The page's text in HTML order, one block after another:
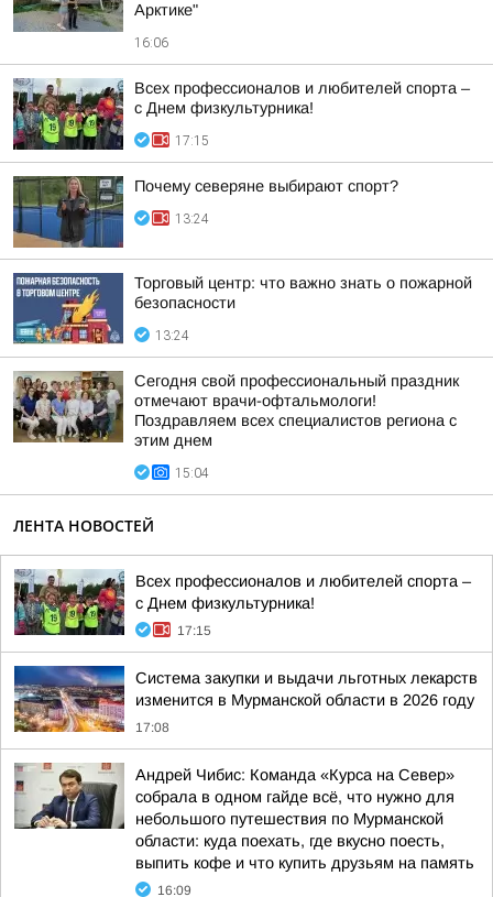
Арктике"
16:06
Всех профессионалов и любителей спорта –
с Днем физкультурника!
17:15
Почему северяне выбирают спорт?
13:24
Торговый центр: что важно знать о пожарной
безопасности
13:24
Сегодня свой профессиональный праздник
отмечают врачи-офтальмологи!
Поздравляем всех специалистов региона с
этим днем
15:04
ЛЕНТА НОВОСТЕЙ
Всех профессионалов и любителей спорта –
с Днем физкультурника!
17:15
Система закупки и выдачи льготных лекарств
изменится в Мурманской области в 2026 году
17:08
Андрей Чибис: Команда «Курса на Север»
собрала в одном гайде всё, что нужно для
небольшого путешествия по Мурманской
области: куда поехать, где вкусно поесть,
выпить кофе и что купить друзьям на память
16:09